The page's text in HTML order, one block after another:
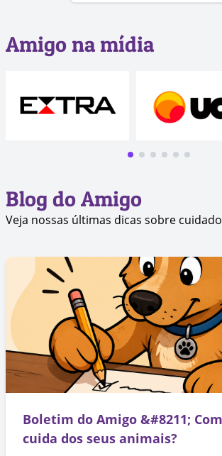
Amigo na mídia
Blog do Amigo
Veja nossas últimas dicas sobre
Boletim do Amigo &#8211;
cuida dos seus animais?